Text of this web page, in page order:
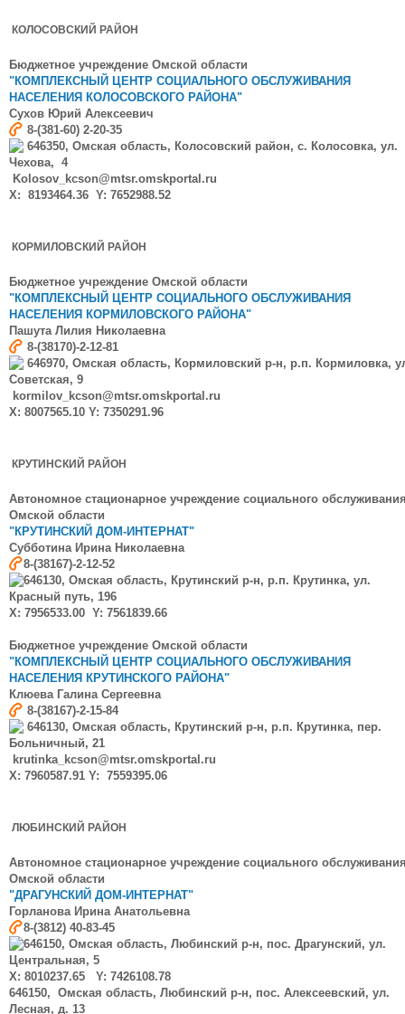
КОЛОСОВСКИЙ РАЙОН
Бюджетное учреждение Омской области
"КОМПЛЕКСНЫЙ ЦЕНТР СОЦИАЛЬНОГО ОБСЛУЖИВАНИЯ
НАСЕЛЕНИЯ КОЛОСОВСКОГО РАЙОНА"
Сухов Юрий Алексеевич
8-(381-60) 2-20-35
646350, Омская область, Колосовский район, с. Колосовка, ул.
Чехова, 4
Kolosov_kcson@mtsr.omskportal.ru
X: 8193464.36 Y: 7652988.52
КОРМИЛОВСКИЙ РАЙОН
Бюджетное учреждение Омской области
"КОМПЛЕКСНЫЙ ЦЕНТР СОЦИАЛЬНОГО ОБСЛУЖИВАНИЯ
НАСЕЛЕНИЯ КОРМИЛОВСКОГО РАЙОНА"
Пашута Лилия Николаевна
8-(38170)-2-12-81
646970, Омская область, Кормиловский р-н, р.п. Кормиловка,
Советская, 9
kormilov_kcson@mtsr.omskportal.ru
X: 8007565.10 Y: 7350291.96
КРУТИНСКИЙ РАЙОН
Автономное стационарное учреждение социального
Омской области
"КРУТИНСКИЙ ДОМ-ИНТЕРНАТ"
Субботина Ирина Николаевна
8-(38167)-2-12-52
646130, Омская область, Крутинский р-н, р.п. Крутинка, ул.
Красный путь, 196
X: 7956533.00 Y: 7561839.66
Бюджетное учреждение Омской области
"КОМПЛЕКСНЫЙ ЦЕНТР СОЦИАЛЬНОГО ОБСЛУЖИВАНИЯ
НАСЕЛЕНИЯ КРУТИНСКОГО РАЙОНА"
КлюеваГалина Сергеевна
8-(38167)-2-15-84
646130, Омская область, Крутинский р-н, р.п. Крутинка, пер.
Больничный, 21
krutinka_kcson@mtsr.omskportal.ru
X: 7960587.91 Y: 7559395.06
ЛЮБИНСКИЙ РАЙОН
Автономное стационарное учреждение социального
Омской области
"ДРАГУНСКИЙ ДОМ-ИНТЕРНАТ"
Горланова Ирина Анатольевна
8-(3812) 40-83-45
646150, Омская область, Любинский р-н, пос. Драгунский, ул.
Центральная, 5
X: 8010237.65 Y: 7426108.78
646150, Омская область, Любинский р-н, пос. Алексеевский, ул.
Лесная, д. 13